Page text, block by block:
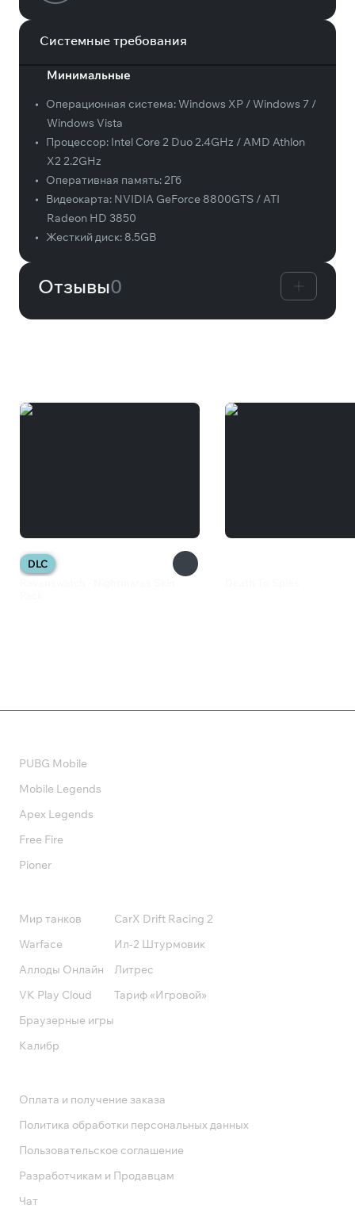
Системные требования
Минимальные
• Операционная система:Windows XP / Windows 7 /
Windows Vista
•
Процессор: Intel Core 2 Duo 2.4GHz / AMD Athlon
X2 2.2GHz
•
Оперативная память:2Гб
•
Видеокарта: NVIDIA GeForce 8800GTS / ATI
Radeon HD 3850
•
Жесткий диск: 8.5GB
Отзывы0
DLC
PUBG Mobile
Mobile Legends
Apex Legends
Free Fire
Pioner
Мир танков
Warface
Аллоды Онлайн
VK Play Cloud
Браузерные игры
Калибр
CarX Drift Racing 2
Ил-2 Штурмовик
Литрес
Тариф «Игровой»
Оплата и получение заказа
Политика обработки персональных данных
Пользовательское соглашение
Разработчикам и Продавцам
Чат